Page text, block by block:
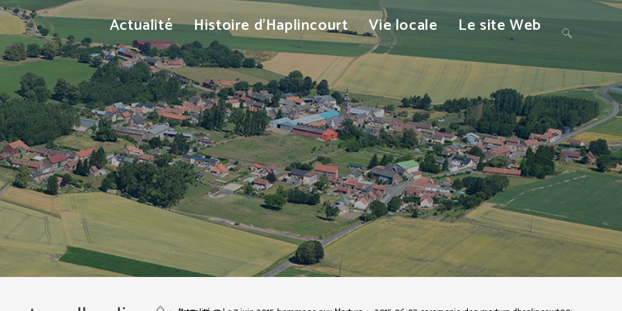
Actualité Histoire d’Haplincourt Vie locale Le site Web Toggle
website
search